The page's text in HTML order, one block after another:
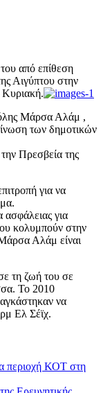
από επίθεση
Αιγύπτου στην
Μάρσα Αλάμ ,
των δημοτικών
Πρεσβεία της
για να
ασφάλειας για
κολυμπούν στην
Αλάμ είναι
τη ζωή του σε
Το 2010
να
Ελ Σέϊχ.
περιοχή ΚΟΤ στη